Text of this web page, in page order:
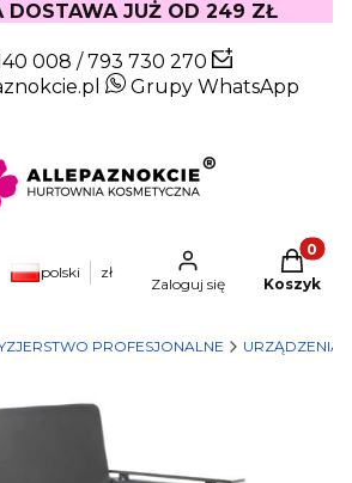
DOSTAWA JUŻ OD 249 ZŁ
008 /793 730 270
Grupy WhatsApp
wyszukiwarkę
polski zł
Zaloguj się Koszyk
PROFESJONALNE URZĄDZENIA I